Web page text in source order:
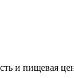
и пищевая